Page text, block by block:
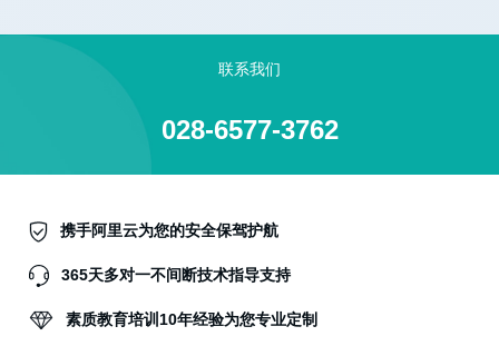
联系我们
028-6577-3762
携手阿里云为您的安全保驾护航
365天多对一不间断技术指导支持
素质教育培训10年经验为您专业定制